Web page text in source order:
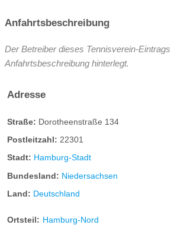
Anfahrtsbeschreibung
Der Betreiber dieses Tennisverein-
Anfahrtsbeschreibung hinterlegt.
Adresse
Straße: Dorotheenstraße 134
Postleitzahl: 22301
Stadt: Hamburg-Stadt
Bundesland: Niedersachsen
Land: Deutschland
Ortsteil: Hamburg-Nord